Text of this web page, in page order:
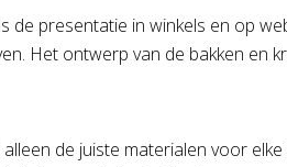
de presentatie in winkels en op
Het ontwerp van de bakken
de juiste materialen voor